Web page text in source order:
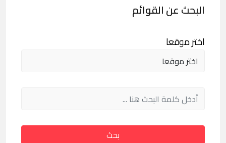
البحث عن القوائم
اختر موقعا
بحث